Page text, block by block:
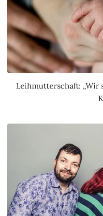
Leihmutterschaft: „Wir